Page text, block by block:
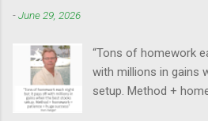
นี้นะ...
เมื่อเอามาใช้ร่วมกับ
เรื่องของ gap ซึ่งถือว่า
gap ที่เกี่ยวข้องกับเวฟ
-June 29, 2026
“Tons of homework
with millions in gains
setup. Method +